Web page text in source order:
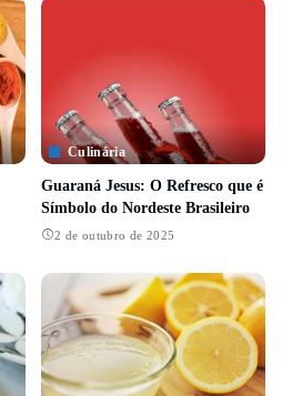
Culinária
Guaraná Jesus: O Refresco que é
Símbolo do Nordeste Brasileiro
2 de outubro de 2025